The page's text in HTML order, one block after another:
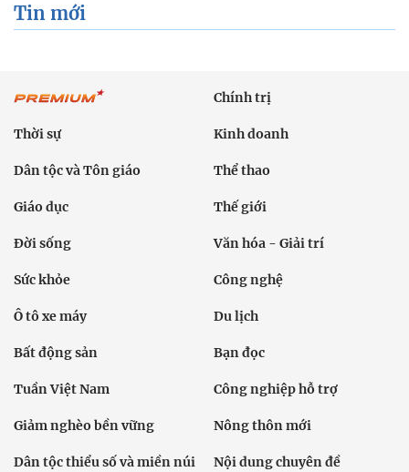
Tin mới
Chính trị
Thời sự Kinh doanh
Dân tộc và Tôn giáo Thể thao
Giáo dục Thế giới
Đời sống Văn hóa - Giải trí
Sức khỏe Công nghệ
Ô tô xe máy Du lịch
Bất động sản Bạn đọc
Tuần Việt Nam Công nghiệp hỗ trợ
Giảm nghèo bền vững Nông thôn mới
Dân tộc thiểu số và miền núi Nội dung chuyên đề